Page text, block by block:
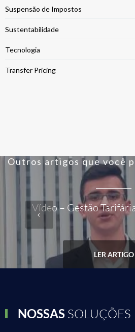
Suspensão de Impostos
Sustentabilidade
Tecnologia
Transfer Pricing
Outros artigos que você
Vídeo – Gestão
LER ARTIGO
NOSSAS SOLUÇÕES